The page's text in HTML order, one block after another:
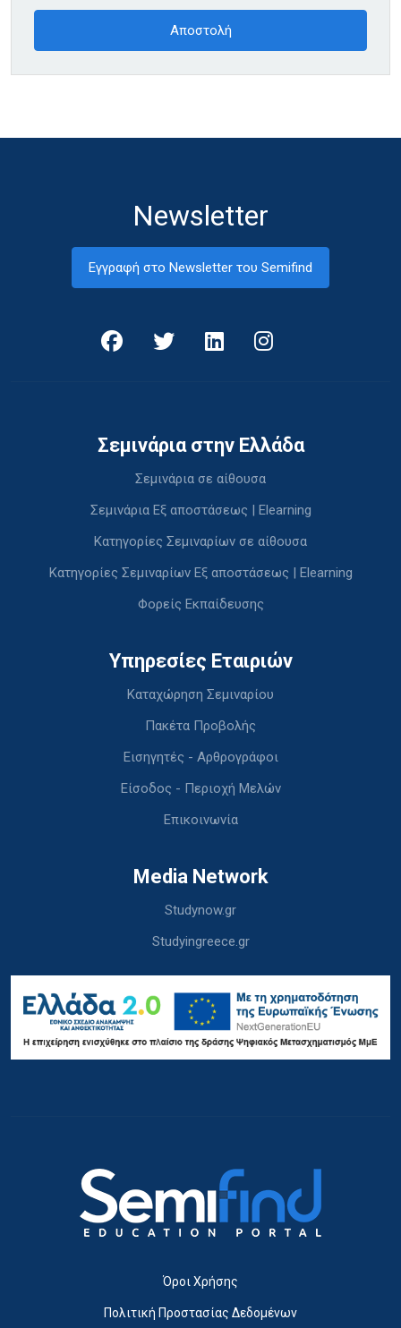
Newsletter
Εγγραφή στο Newsletter του Semifind
Σεμινάρια στην Ελλάδα
Σεμινάρια σε αίθουσα
Σεμινάρια Εξ αποστάσεως | Elearning
Κατηγορίες Σεμιναρίων σε αίθουσα
Κατηγορίες Σεμιναρίων Εξ αποστάσεως | Elearning
Φορείς Εκπαίδευσης
Υπηρεσίες Εταιριών
Καταχώρηση Σεμιναρίου
Πακέτα Προβολής
Εισηγητές - Αρθρογράφοι
Είσοδος - Περιοχή Μελών
Επικοινωνία
Media Network
Studynow.gr
Studyingreece.gr
Όροι Χρήσης
Πολιτική Προστασίας Δεδομένων